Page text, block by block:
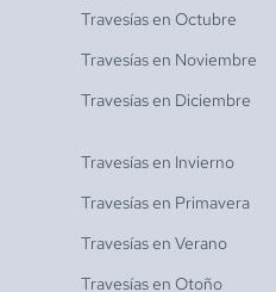
Travesías en Octubre
Travesías en Noviembre
Travesías en Diciembre
Travesías en Invierno
Travesías en Primavera
Travesías en Verano
Travesías en Otoño